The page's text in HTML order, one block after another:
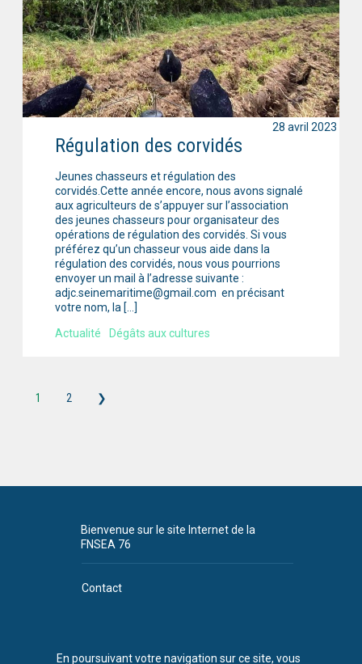
En poursuivant votre navigation sur ce site, vous
Régulation des corvidés
Jeunes chasseurs et régulation des
corvidés.Cette année encore, nous avons signalé
aux agriculteurs de s’appuyer sur l’association
des jeunes chasseurs pour organisateur des
opérations de régulation des corvidés. Si vous
préférez qu’un chasseur vous aide dans la
régulation des corvidés, nous vous pourrions
envoyer un mail à l’adresse suivante :
adjc.seinemaritime@gmail.com en précisant
votre nom, la […]
Actualité
Dégâts aux cultures
28 avril 2023
1 2 ❯
Bienvenue sur le site Internet de la
FNSEA 76
Contact